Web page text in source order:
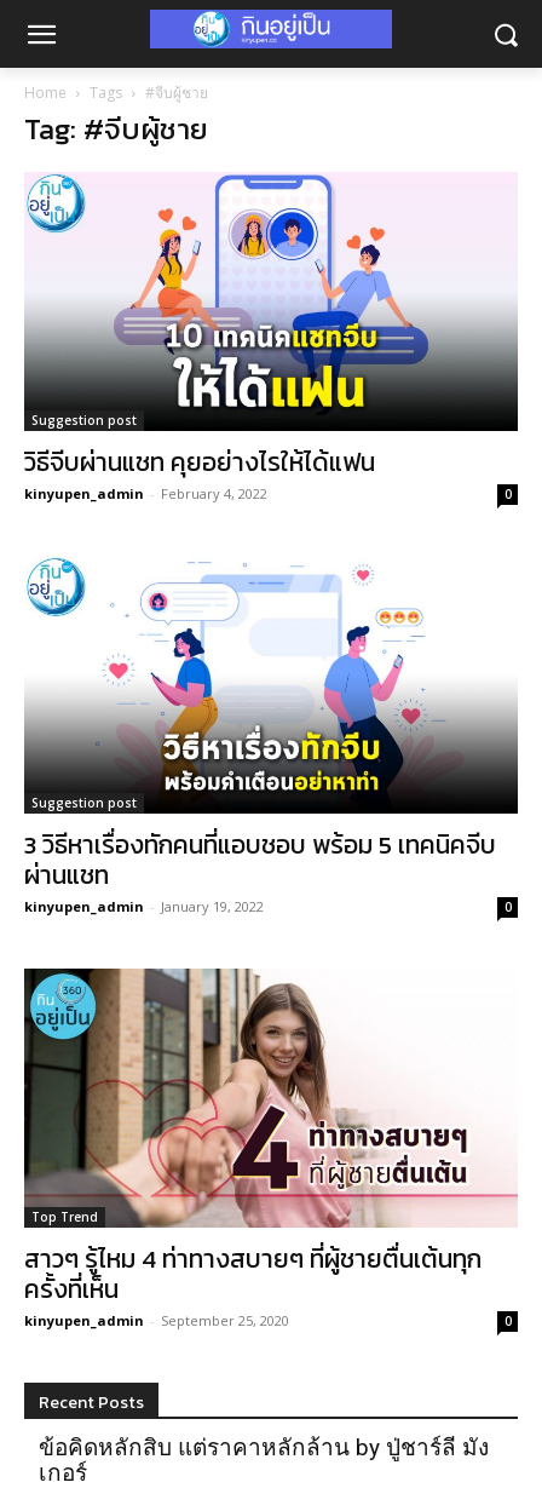
Home Tags #จีบผู้ชาย
Tag: #จีบผู้ชาย
Suggestion post
วิธีจีบผ่านแชท คุยอย่างไรให้ได้แฟน
kinyupen_admin - February 4, 2022 0
Suggestion post
3 วิธีหาเรื่องทักคนที่แอบชอบ พร้อม 5 เทคนิคจีบ
ผ่านแชท
kinyupen_admin - January 19, 2022 0
Top Trend
สาวๆ รู้ไหม 4 ท่าทางสบายๆ ที่ผู้ชายตื่นเต้นทุก
ครั้งที่เห็น
kinyupen_admin - September 25, 2020 0
Recent Posts
ข้อคิดหลักสิบ แต่ราคาหลักล้าน by ปู่ชาร์ลี มัง
เกอร์